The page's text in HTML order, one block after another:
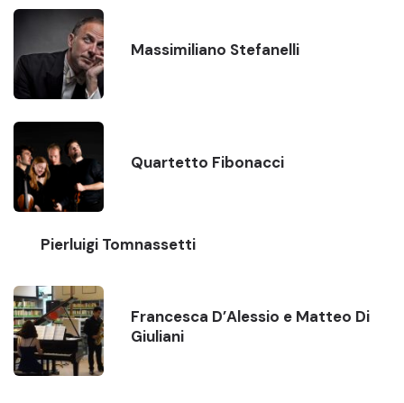
Massimiliano Stefanelli
Quartetto Fibonacci
Pierluigi Tomnassetti
Francesca D’Alessio e Matteo Di
Giuliani